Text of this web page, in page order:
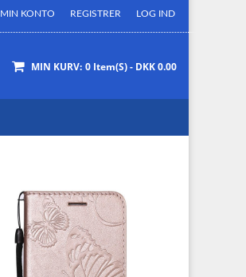
MIN KONTO REGISTRER LOG IND
MIN KURV: 0 Item(s) - DKK 0.00